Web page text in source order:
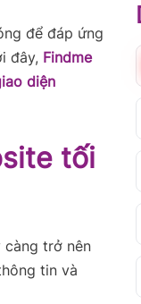
để đáp ứng
đây, Findme
diện
tối
càng trở nên
tin và